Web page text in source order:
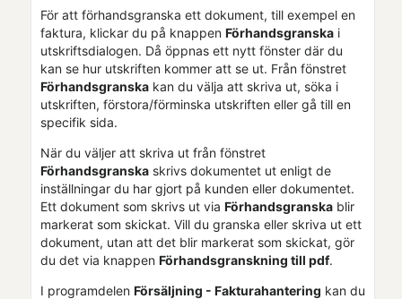
För att förhandsgranska ett dokument, till exempel en
faktura, klickar du på knappen Förhandsgranska i
utskriftsdialogen. Då öppnas ett nytt fönster där du
kan se hur utskriften kommer att se ut. Från fönstret
Förhandsgranska kan du välja att skriva ut, söka i
utskriften, förstora/förminska utskriften eller gå till en
specifik sida.
När du väljer att skriva ut från fönstret
Förhandsgranska skrivs dokumentet ut enligt de
inställningar du har gjort på kunden eller dokumentet.
Ett dokument som skrivs ut via Förhandsgranska blir
markerat som skickat. Vill du granska eller skriva ut ett
dokument, utan att det blir markerat som skickat, gör
du det via knappen Förhandsgranskning till pdf.
I programdelen Försäljning - Fakturahantering kan du